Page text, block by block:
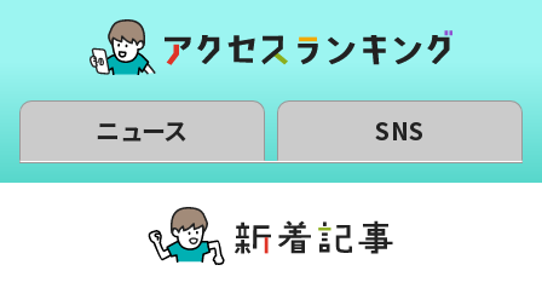
ニュース SNS